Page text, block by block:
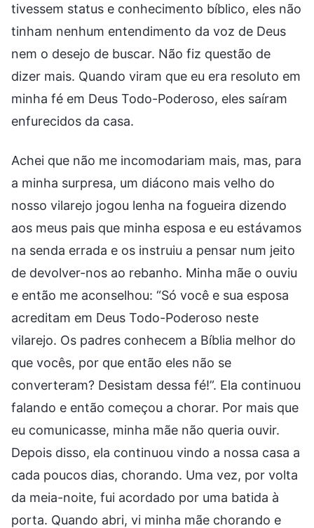
tivessem status e conhecimento bíblico, eles não
tinham nenhum entendimento da voz de Deus
nem o desejo de buscar. Não fiz questão de
dizer mais. Quando viram que eu era resoluto em
minha fé em Deus Todo-Poderoso, eles saíram
enfurecidos da casa.
Achei que não me incomodariam mais, mas, para
a minha surpresa, um diácono mais velho do
nosso vilarejo jogou lenha na fogueira dizendo
aos meus pais que minha esposa e eu estávamos
na senda errada e os instruiu a pensar num jeito
de devolver-nos ao rebanho. Minha mãe o ouviu
e então me aconselhou: “Só você e sua esposa
acreditam em Deus Todo-Poderoso neste
vilarejo. Os padres conhecem a Bíblia melhor do
que vocês, por que então eles não se
converteram? Desistam dessa fé!”. Ela continuou
falando e então começou a chorar. Por mais que
eu comunicasse, minha mãe não queria ouvir.
Depois disso, ela continuou vindo a nossa casa a
cada poucos dias, chorando. Uma vez, por volta
da meia-noite, fui acordado por uma batida à
porta. Quando abri, vi minha mãe chorando e